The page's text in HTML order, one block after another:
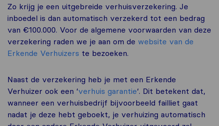
Zo krijg je een uitgebreide verhuisverzekering. Je
inboedel is dan automatisch verzekerd tot een bedrag
van €100.000. Voor de algemene voorwaarden van deze
verzekering raden we je aan om de website van de
Erkende Verhuizers te bezoeken.
Naast de verzekering heb je met een Erkende
Verhuizer ook een ‘verhuis garantie‘. Dit betekent dat,
wanneer een verhuisbedrijf bijvoorbeeld failliet gaat
nadat je deze hebt geboekt, je verhuizing automatisch